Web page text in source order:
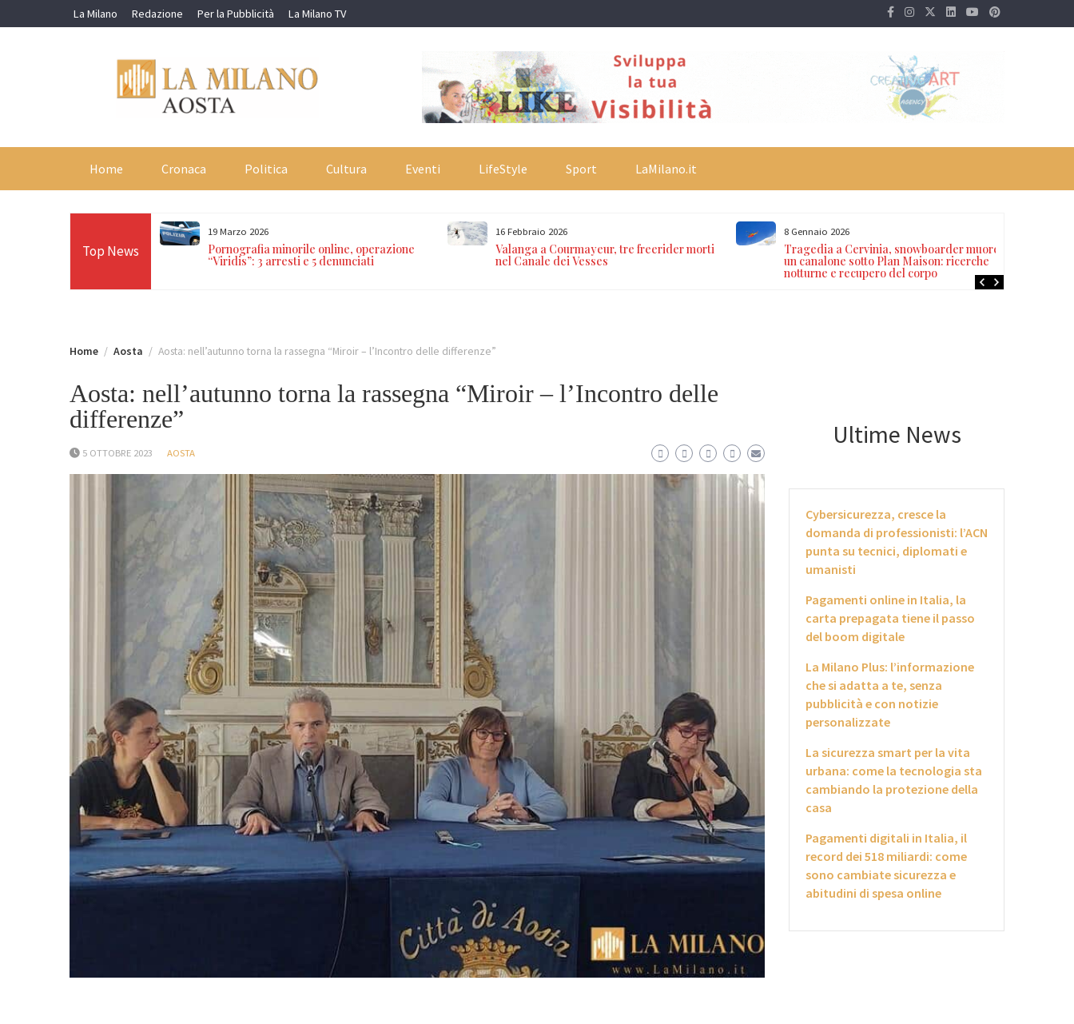
to
La Milano Redazione Per la Pubblicità La Milano TV
Home Cronaca Politica Cultura Eventi LifeStyle Sport LaMilano.it
Top News
in 24 ore sulle Alpi:
Paradiso, Cervino e
19 Marzo 2026
Pornografia minorile online, operazione
“Viridis”: 3 arresti e 5 denunciati
16 Febbraio 2026
Valanga a Courmayeur, tre freerider morti
nel Canale dei Vesses
8 Gennaio 2026
Tragedia a Cervinia, snowboarder muore in
un canalone sotto Plan Maison: ricerche
notturne e recupero del corpo
Home Aosta Aosta: nell’autunno torna la rassegna “Miroir – l’Incontro delle differenze”
Aosta: nell’autunno torna la rassegna “Miroir – l’Incontro delle
differenze”
5 OTTOBRE 2023 AOSTA
Ultime News
Cybersicurezza, cresce la
domanda di professionisti: l’ACN
punta su tecnici, diplomati e
umanisti
Pagamenti online in Italia, la
carta prepagata tiene il passo
del boom digitale
La Milano Plus: l’informazione
che si adatta a te, senza
pubblicità e con notizie
personalizzate
La sicurezza smart per la vita
urbana: come la tecnologia sta
cambiando la protezione della
casa
Pagamenti digitali in Italia, il
record dei 518 miliardi: come
sono cambiate sicurezza e
abitudini di spesa online